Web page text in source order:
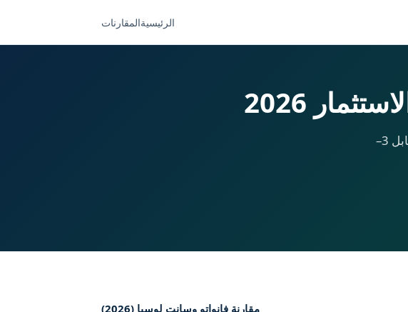
الرئيسيةالمقارنات
2026
برنامج NEF في سانت لوسيا أرخص ($100,000)، لكن فانواتو تمنح الجواز في 45–60 يوماً مقابل 3–
مقارنة فانواتو وسانت لوسيا (2026)